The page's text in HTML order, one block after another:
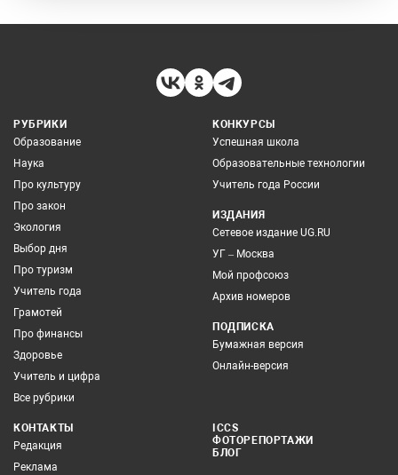
РУБРИКИ
Образование
Наука
Про культуру
Про закон
Экология
Выбор дня
Про туризм
Учитель года
Грамотей
Про финансы
Здоровье
Учитель и цифра
Все рубрики
КОНКУРСЫ
Успешная школа
Образовательные технологии
Учитель года России
ИЗДАНИЯ
Сетевое издание UG.RU
УГ – Москва
Мой профсоюз
Архив номеров
ПОДПИСКА
Бумажная версия
Онлайн-версия
КОНТАКТЫ
Редакция
Реклама
ICCS
ФОТОРЕПОРТАЖИ
БЛОГ